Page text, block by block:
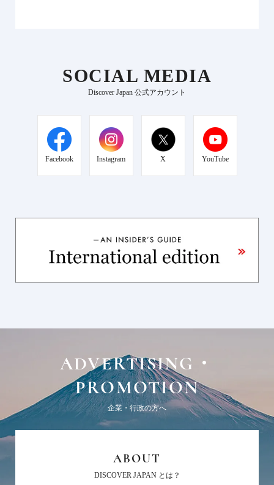
SOCIAL MEDIA
Discover Japan 公式アカウント
Facebook Instagram X YouTube
ADVERTISING・
PROMOTION
企業・行政の方へ
ABOUT
DISCOVER JAPAN とは？